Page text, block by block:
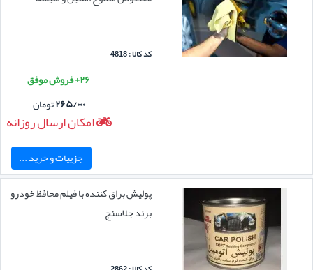
کد کالا : 4818
۲۶+ فروش موفق
۲۶۵/۰۰۰تومان
امکان ارسال روزانه
جزییات و خرید ...
پولیش براق کننده با فیلم محافظ خودرو
برند جلاسنج